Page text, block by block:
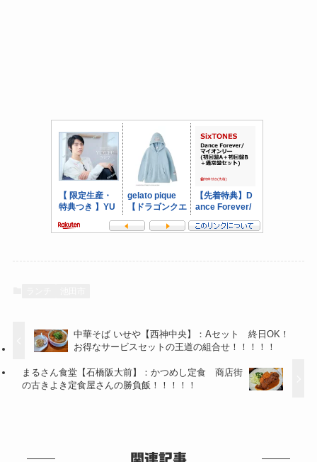
中華そば いせや【西神中央】：Aセット 終日OK！
お得なサービスセットの王道の組合せ！！！！！
まるさん食堂【石橋阪大前】：かつめし定食 商店街
の古きよき定食屋さんの勝負飯！！！！！
関連記事